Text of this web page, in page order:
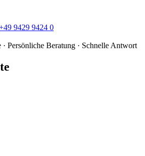
9429 9424 0
Persönliche Beratung · Schnelle Antwort